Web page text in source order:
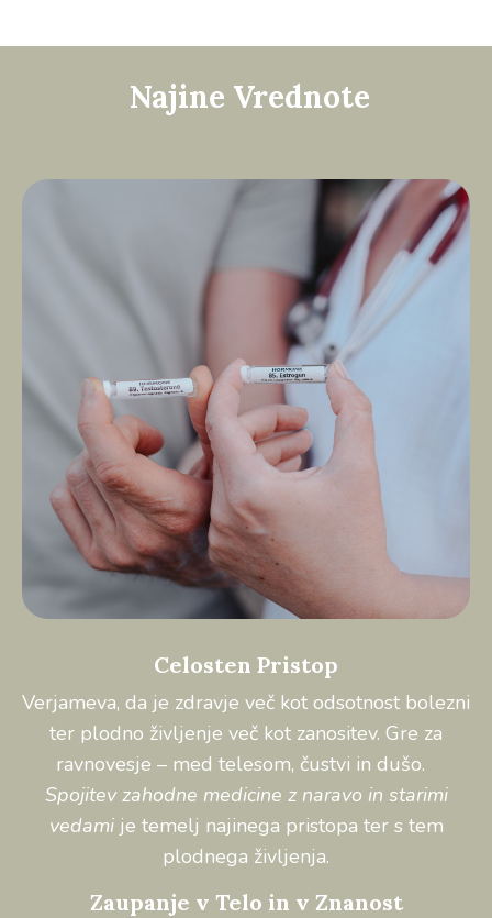
Najine Vrednote
Celosten Pristop
Verjameva, da je zdravje več kot odsotnost bolezni
ter plodno življenje več kot zanositev. Gre za
ravnovesje – med telesom, čustvi in dušo.
Spojitev zahodne medicine z naravo in starimi
vedamije temelj najinega pristopa ter s tem
plodnega življenja.
Zaupanje v Telo in v Znanost